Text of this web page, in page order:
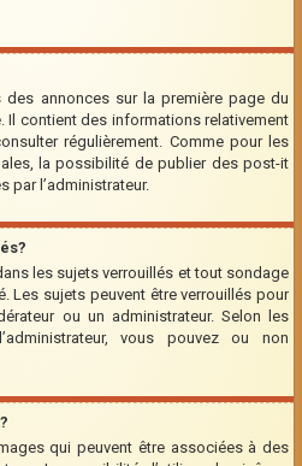
annonces sur la première page du
Il contient des informations relativement
régulièrement. Comme pour les
la possibilité de publier des post-it
par l’administrateur.
les sujets verrouillés et tout sondage
Les sujets peuvent être verrouillés pour
ou un administrateur. Selon les
vous pouvez ou non
qui peuvent être associées à des